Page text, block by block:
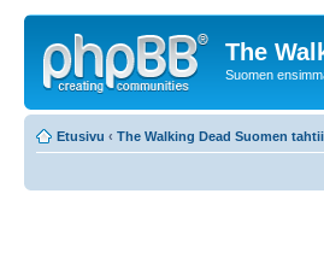
The
Suomen
Etusivu ‹ The Walking Dead Suomen